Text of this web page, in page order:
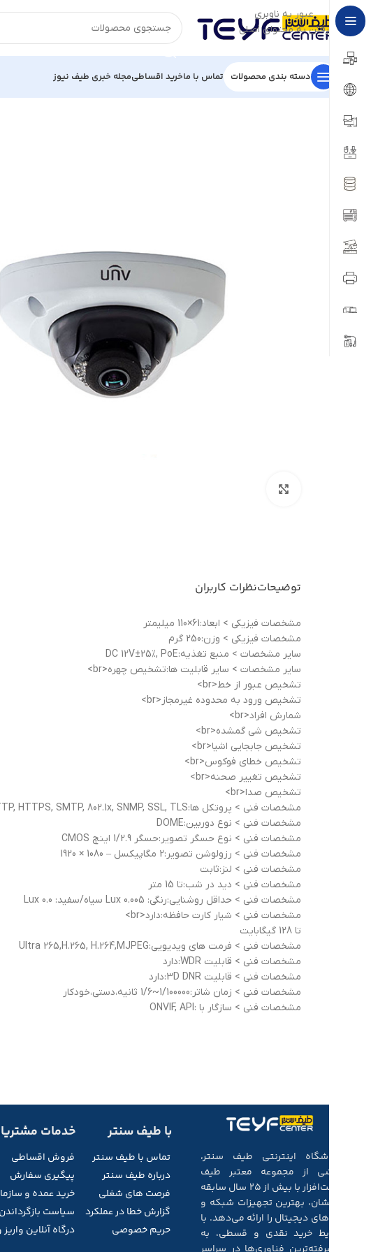
عبور به ناوبری
رفتن به محتوای اصلی
دسته بندی محصولات تماس با ماخرید اقساطیمجله خبری طیف نیوز
خانه/تجهیزات نظارتی/دوربین تحت شبکه
توضیحاتنظرات کاربران
مشخصات فيزيکی > ابعاد:61×110 میلیمتر
مشخصات فيزيکی > وزن:250 گرم
ساير مشخصات > منبع تغذیه:DC 12V±25%, PoE
ساير مشخصات > سایر قابلیت ها:تشخیص چهره<br>
تشخیص عبور از خط<br>
تشخیص ورود به محدوده غیرمجاز<br>
شمارش افراد<br>
تشخیص شی گمشده<br>
تشخیص جابجایی اشیا<br>
تشخیص خطای فوکوس<br>
تشخیص تغییر صحنه<br>
تشخیص صدا<br>
مشخصات فنی > پروتکل ها:IPv4, IGMP, ICMP, ARP, TCP, UDP, DHCP, PPPoE, RTP, RTSP, RTCP, DNS, DDNS, NTP, FTP, UPnP, HTTP, HTTPS, SMTP, 802.1x, SNMP, SSL, TLS
مشخصات فنی > نوع دوربین:DOME
مشخصات فنی > نوع حسگر تصویر:حسگر 1/2.9 اینچ CMOS
مشخصات فنی > رزولوشن تصویر:2 مگاپیکسل – 1080 × 1920
مشخصات فنی > لنز:ثابت
مشخصات فنی > دید در شب:تا 15 متر
مشخصات فنی > حداقل روشنایی:رنگی: 0.005 Lux سیاه/سفید: 0.0 Lux
مشخصات فنی > شیار کارت حافظه:دارد<br>
تا 128 گیگابایت
مشخصات فنی > فرمت های ویدیویی:Ultra 265,H.265, H.264,MJPEG
مشخصات فنی > قابلیت WDR:دارد
مشخصات فنی > قابلیت 3D DNR:دارد
مشخصات فنی > زمان شاتر:1/100000~1/6 ثانیه،دستی،خودکار
مشخصات فنی > سازگار با :ONVIF, API
فروشگاه اینترنتی طیف سنتر،
بخشی از مجموعه‌ معتبر طیف
سخت‌افزار با بیش از ۲۵ سال سابقه‌
درخشان، بهترین تجهیزات شبکه و
کالاهای دیجیتال را ارائه می‌دهد. با
شرایط خرید نقدی و قسطی، به
با طیف سنتر
تماس با طیف سنتر
درباره طیف سنتر
فرصت های شغلی
گزارش خطا در عملکرد
حریم خصوصی
خدمات
فروش اقساطی
پیگیری سفارش
خرید عمده و
سیاست بازگرداندن
درگاه آنلاین